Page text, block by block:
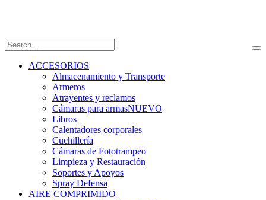
ACCESORIOS
Almacenamiento y Transporte
Armeros
Atrayentes y reclamos
Cámaras para armasNUEVO
Libros
Calentadores corporales
Cuchillería
Cámaras de Fototrampeo
Limpieza y Restauración
Soportes y Apoyos
Spray Defensa
AIRE COMPRIMIDO